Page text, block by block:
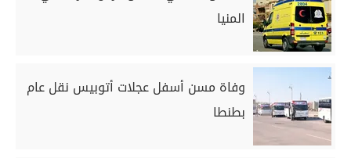
المنيا
وفاة مسن أسفل عجلات أتوبيس نقل عام
بطنطا